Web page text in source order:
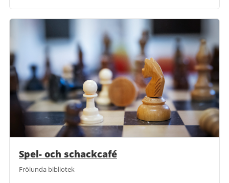
Spel- och schackcafé
Frölunda bibliotek